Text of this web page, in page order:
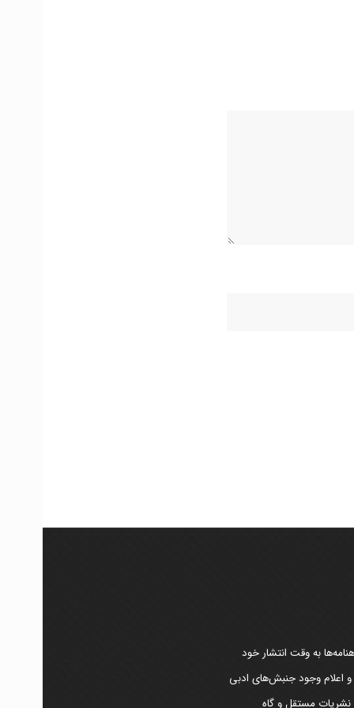
به وقت انتشار خود
و اعلام وجود جنبش‌های ادبی
نشریات مستقل و گاه